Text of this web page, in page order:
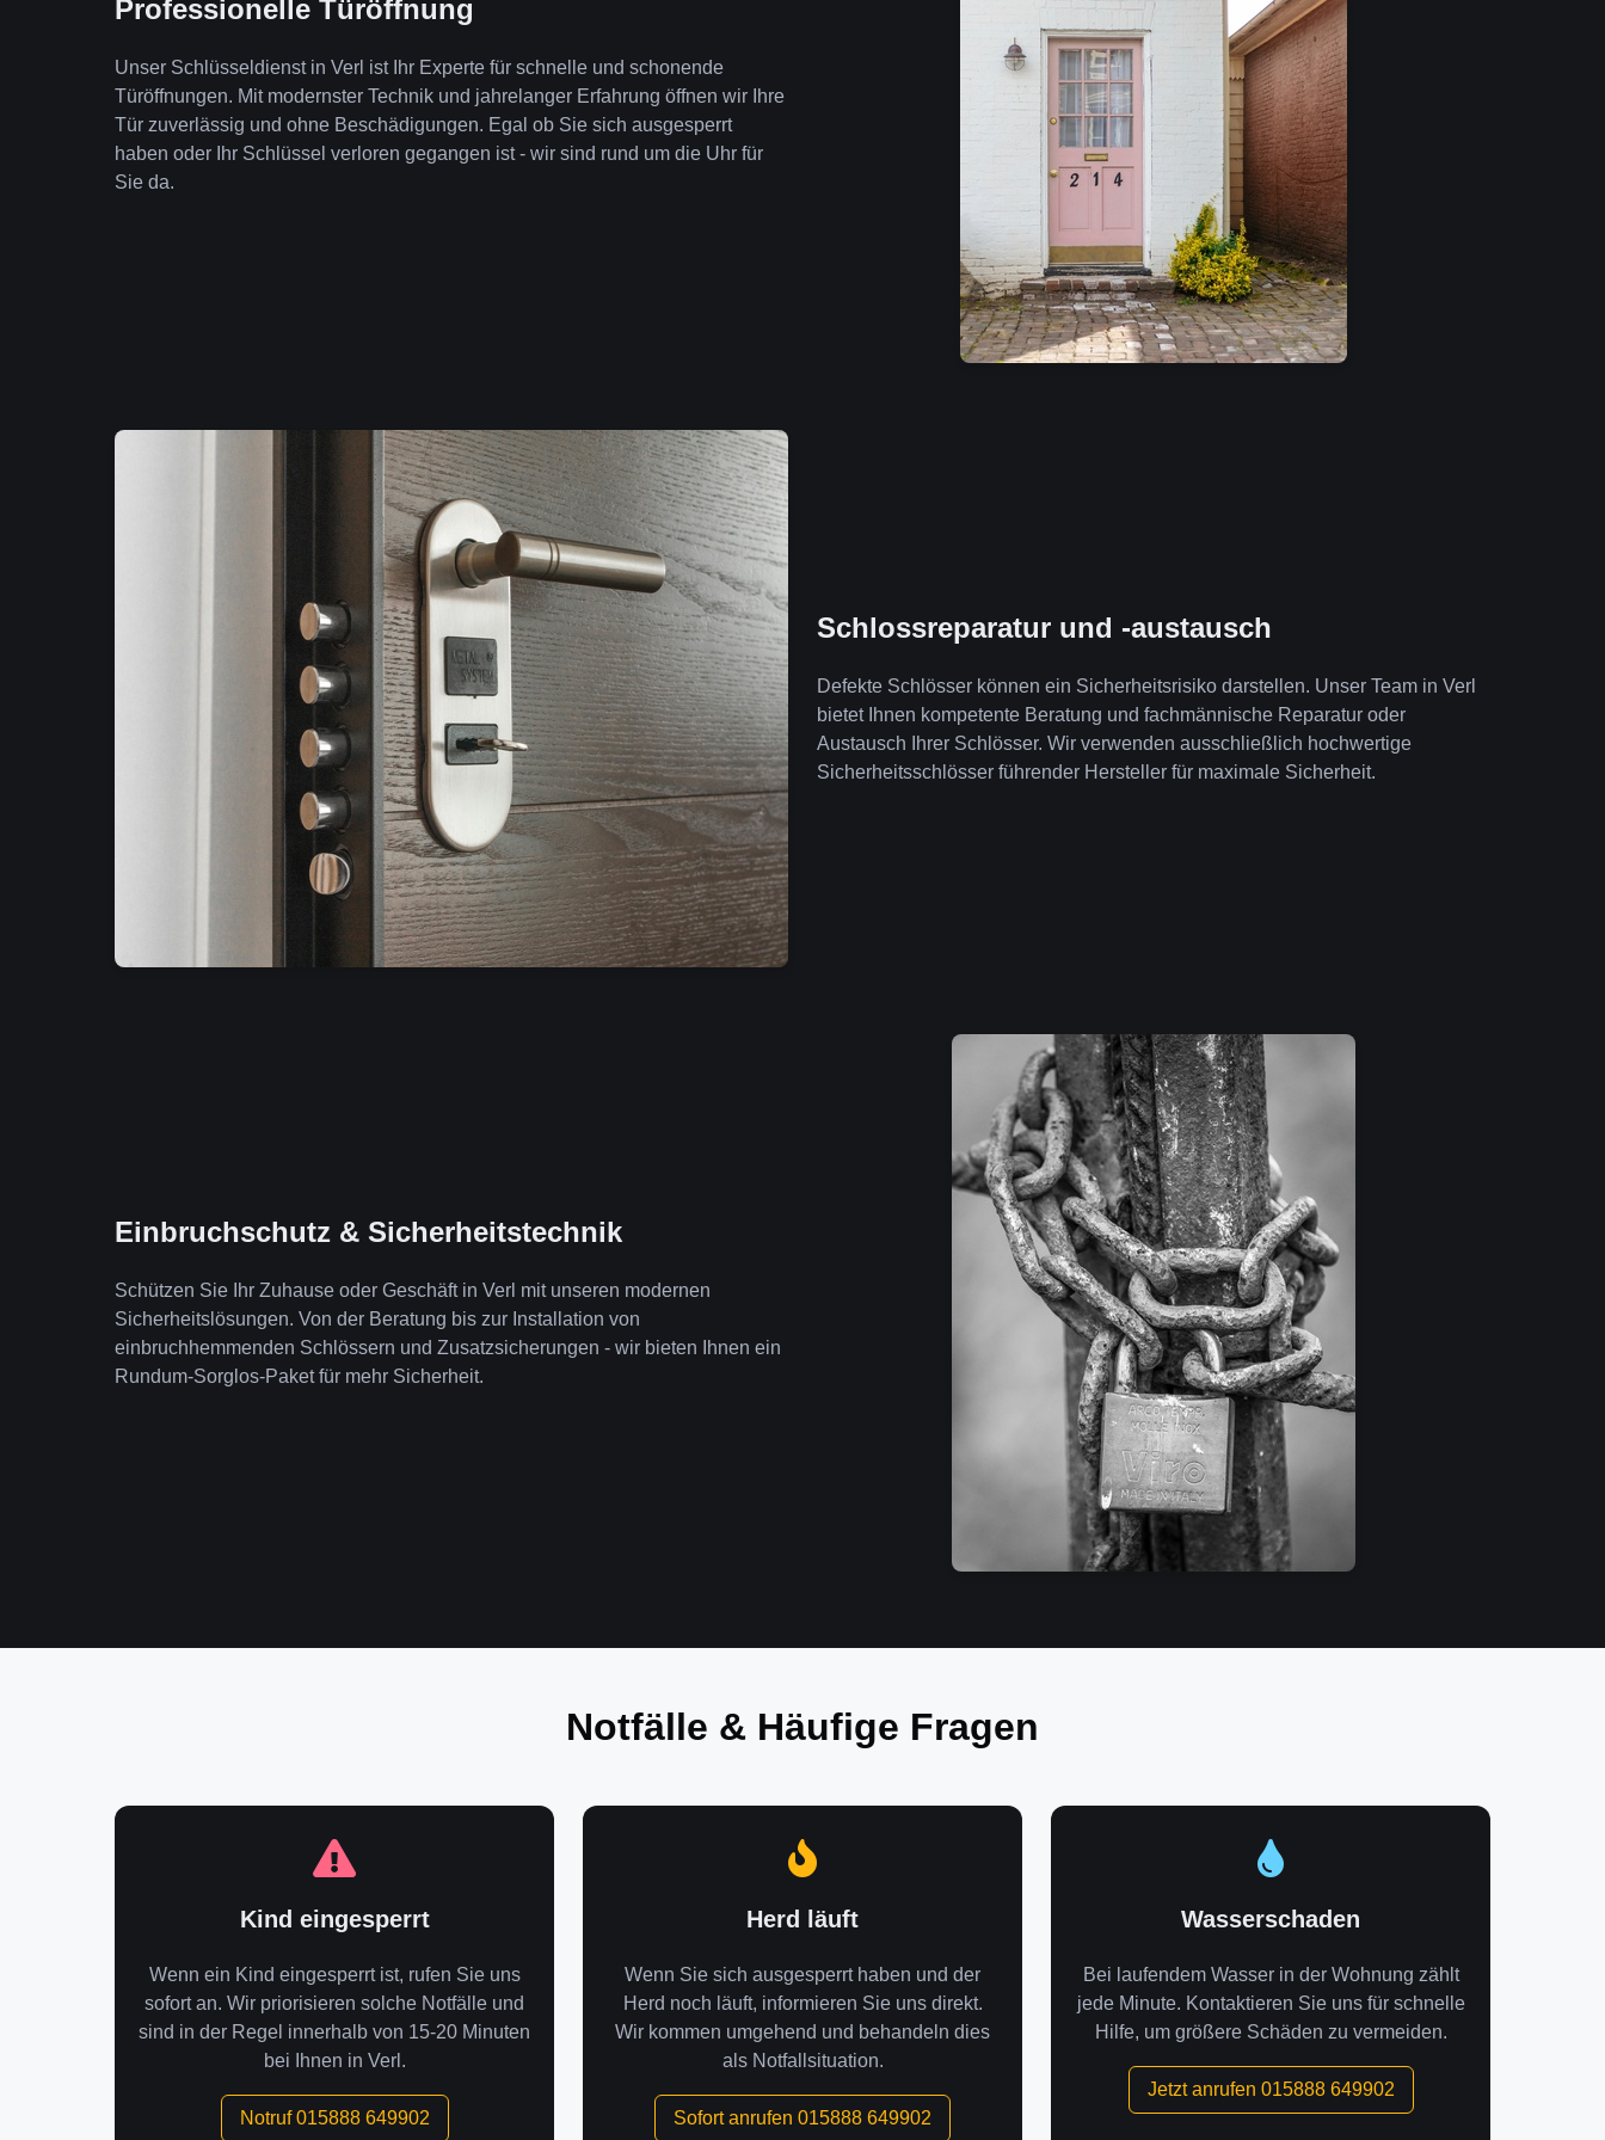
Professionelle Türöffnung
Unser Schlüsseldienst in Verl ist Ihr Experte für schnelle und schonende
Türöffnungen. Mit modernster Technik und jahrelanger Erfahrung öffnen wir Ihre
Tür zuverlässig und ohne Beschädigungen. Egal ob Sie sich ausgesperrt
haben oder Ihr Schlüssel verloren gegangen ist - wir sind rund um die Uhr für
Sie da.
Schlossreparatur und -austausch
Defekte Schlösser können ein Sicherheitsrisiko darstellen. Unser Team in Verl
bietet Ihnen kompetente Beratung und fachmännische Reparatur oder
Austausch Ihrer Schlösser. Wir verwenden ausschließlich hochwertige
Sicherheitsschlösser führender Hersteller für maximale Sicherheit.
Einbruchschutz & Sicherheitstechnik
Schützen Sie Ihr Zuhause oder Geschäft in Verl mit unseren modernen
Sicherheitslösungen. Von der Beratung bis zur Installation von
einbruchhemmenden Schlössern und Zusatzsicherungen - wir bieten Ihnen ein
Rundum-Sorglos-Paket für mehr Sicherheit.
Notfälle & Häufige Fragen
Kind eingesperrt
Wenn ein Kind eingesperrt ist, rufen Sie uns
sofort an. Wir priorisieren solche Notfälle und
sind in der Regel innerhalb von 15-20 Minuten
bei Ihnen in Verl.
Notruf 015888 649902
Herd läuft
Wenn Sie sich ausgesperrt haben und der
Herd noch läuft, informieren Sie uns direkt.
Wir kommen umgehend und behandeln dies
als Notfallsituation.
Sofort anrufen 015888 649902
Wasserschaden
Bei laufendem Wasser in der Wohnung zählt
jede Minute. Kontaktieren Sie uns für schnelle
Hilfe, um größere Schäden zu vermeiden.
Jetzt anrufen 015888 649902